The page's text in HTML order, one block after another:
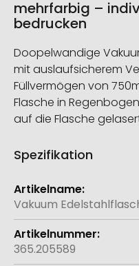
mehrfarbig –
bedrucken
Doopelwandige
mit auslaufsicherem
Füllvermögen von
Flasche in
auf die Flasche
Spezifikation
Weitere
Informationen
Vakuum
365.205589